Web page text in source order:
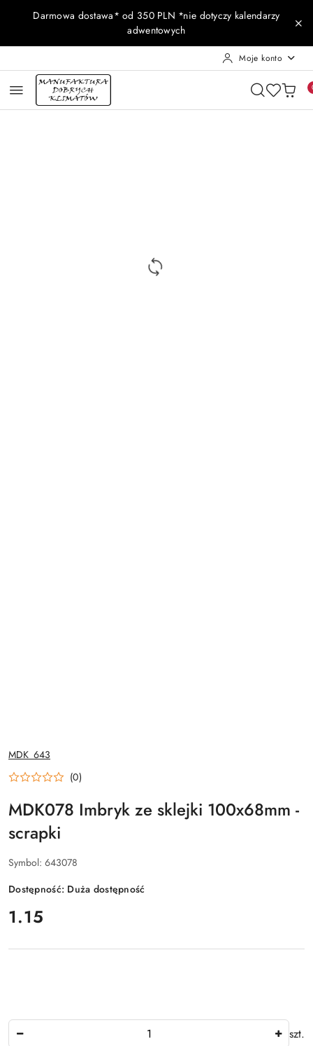
Przejdź do treści głównej
Przejdź do wyszukiwarki
Przejdź do moje konto
Przejdź do menu głównego
Przejdź do opisu produktu
Przejdź do stopki
Darmowa dostawa* od 350 PLN *nie dotyczy kalendarzy
adwentowych
Moje konto
NAZWA
PRODUCENTA:
MDK_643
(0)
MDK078 Imbryk ze sklejki 100x68mm -
scrapki
Symbol: 643078
Dostępność: Duża dostępność
cena:
1.15
szt.